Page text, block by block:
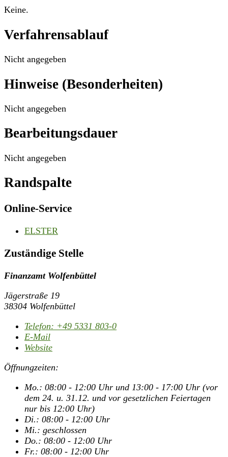
Keine.
Verfahrensablauf
Nicht angegeben
Hinweise (Besonderheiten)
Nicht angegeben
Bearbeitungsdauer
Nicht angegeben
Randspalte
Online-Service
ELSTER
Zuständige Stelle
Finanzamt Wolfenbüttel
Jägerstraße 19
38304 Wolfenbüttel
Telefon: +49 5331 803-0
E-Mail
Website
Öffnungzeiten:
Mo.: 08:00 - 12:00 Uhr und 13:00 - 17:00 Uhr (vor
dem 24. u. 31.12. und vor gesetzlichen Feiertagen
nur bis 12:00 Uhr)
Di.: 08:00 - 12:00 Uhr
Mi.: geschlossen
Do.: 08:00 - 12:00 Uhr
Fr.: 08:00 - 12:00 Uhr